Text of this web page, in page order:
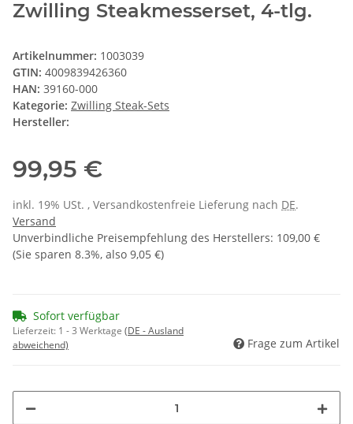
Zwilling Steakmesserset, 4-tlg.
Artikelnummer: 1003039
GTIN: 4009839426360
HAN: 39160-000
Kategorie: Zwilling Steak-Sets
Hersteller:
99,95 €
inkl. 19% USt. , Versandkostenfreie Lieferung nach DE.
Versand
Unverbindliche Preisempfehlung des Herstellers: 109,00 €
(Sie sparen 8.3%, also 9,05 €)
Sofort verfügbar
Lieferzeit: 1 - 3 Werktage (DE - Ausland
abweichend)
Frage zum Artikel